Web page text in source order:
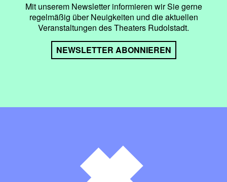
Mit unserem Newsletter informieren wir Sie gerne
regelmäßig über Neuigkeiten und die aktuellen
Veranstaltungen des Theaters Rudolstadt.
NEWSLETTER ABONNIEREN